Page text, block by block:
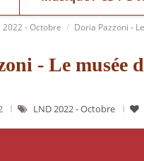
2022 - Octobre Doria Pazzoni -
- Le musée
LND 2022 - Octobre